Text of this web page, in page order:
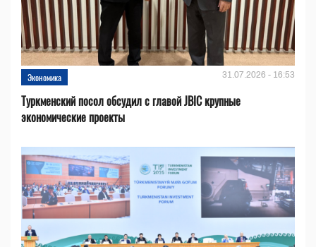
Экономика 31.07.2026 - 16:53
Туркменский посол обсудил с главой JBIC крупные
экономические проекты